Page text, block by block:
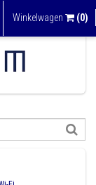
Winkelwagen (0)